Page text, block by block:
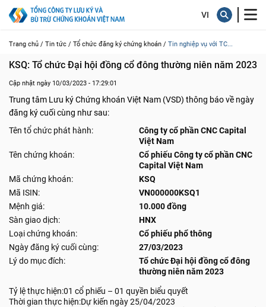
Trang chủ / Tin tức / Tổ chức đăng ký chứng khoán / Tin nghiệp vụ với TC...
KSQ: Tổ chức Đại hội đồng cổ đông thường niên năm 2023
Cập nhật ngày 10/03/2023 - 17:29:01
Trung tâm Lưu ký Chứng khoán Việt Nam (VSD) thông báo về ngày
đăng ký cuối cùng như sau:
Tên tổ chức phát hành:
Công ty cổ phần CNC Capital
Việt Nam
Tên chứng khoán:
Cổ phiếu Công ty cổ phần CNC
Capital Việt Nam
Mã chứng khoán:
KSQ
Mã ISIN:
VN000000KSQ1
Mệnh giá:
10.000 đồng
Sàn giao dịch:
HNX
Loại chứng khoán:
Cổ phiếu phổ thông
Ngày đăng ký cuối cùng:
27/03/2023
Lý do mục đích:
Tổ chức Đại hội đồng cổ đông
thường niên năm 2023
Tỷ lệ thực hiện:01 cổ phiếu – 01 quyền biểu quyết
Thời gian thực hiện:Dự kiến ngày 25/04/2023